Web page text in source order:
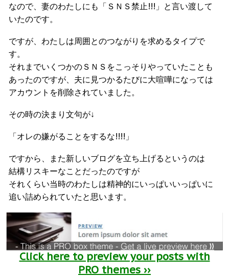
なので、妻のわたしにも「ＳＮＳ禁止!!!」と言い渡して
いたのです。
ですが、わたしは周囲とのつながりを求めるタイプで
す。
それまでいくつかのＳＮＳをこっそりやっていたことも
あったのですが、夫に見つかるたびに大喧嘩になっては
アカウントを削除されていました。
その時の決まり文句が↓
「オレの嫌がることをするな!!!!」
ですから、また新しいブログを立ち上げるというのは
結構リスキーなことだったのですが
それくらい当時のわたしは精神的にいっぱいいっぱいに
追い詰められていたと思います。
Click here to preview your posts with
PRO themes ››